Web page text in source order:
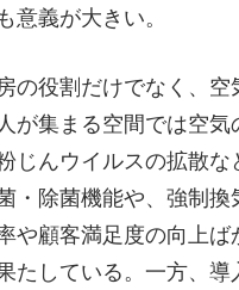
義が大きい。
の役割だけでなく、
が集まる空間では空
じんウイルスの拡散
・除菌機能や、強制
や顧客満足度の向上
たしている。一方、